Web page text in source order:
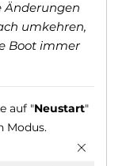
Änderungen
umkehren,
Boot immer
auf "Neustart"
Modus.